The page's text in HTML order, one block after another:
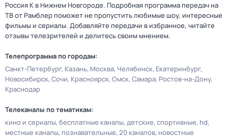
Россия К в Нижнем Новгороде. Подробная программа передач на
ТВ от Рамблер поможет не пропустить любимые шоу, интересные
фильмы и сериалы. Добавляйте передачи в избранное, читайте
отзывы телезрителей и делитесь своим мнением.
Телепрограмма по городам:
Санкт-Петербург Казань Москва Челябинск Екатеринбург
Новосибирск Сочи Красноярск Омск Самара Ростов-на-Дону
Краснодар
Телеканалы по тематикам:
кино и сериалы бесплатные каналы детские спортивные hd
местные каналы познавательные 20 каналов новостные